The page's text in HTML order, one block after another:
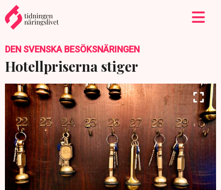
DEN SVENSKA BESÖKSNÄRINGEN
Hotellpriserna stiger